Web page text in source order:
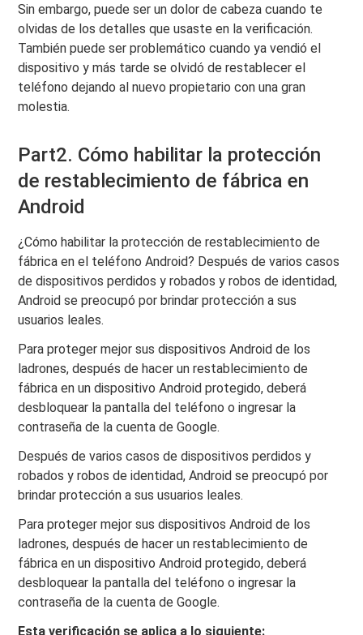
Sin embargo, puede ser un dolor de cabeza cuando te
olvidas de los detalles que usaste en la verificación.
También puede ser problemático cuando ya vendió el
dispositivo y más tarde se olvidó de restablecer el
teléfono dejando al nuevo propietario con una gran
molestia.
Part2. Cómo habilitar la protección
de restablecimiento de fábrica en
Android
¿Cómo habilitar la protección de restablecimiento de
fábrica en el teléfono Android? Después de varios casos
de dispositivos perdidos y robados y robos de identidad,
Android se preocupó por brindar protección a sus
usuarios leales.
Para proteger mejor sus dispositivos Android de los
ladrones, después de hacer un restablecimiento de
fábrica en un dispositivo Android protegido, deberá
desbloquear la pantalla del teléfono o ingresar la
contraseña de la cuenta de Google.
Después de varios casos de dispositivos perdidos y
robados y robos de identidad, Android se preocupó por
brindar protección a sus usuarios leales.
Para proteger mejor sus dispositivos Android de los
ladrones, después de hacer un restablecimiento de
fábrica en un dispositivo Android protegido, deberá
desbloquear la pantalla del teléfono o ingresar la
contraseña de la cuenta de Google.
Esta verificación se aplica a lo siguiente: